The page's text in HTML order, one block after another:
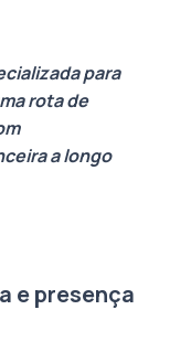
para
rota de
a longo
e presença